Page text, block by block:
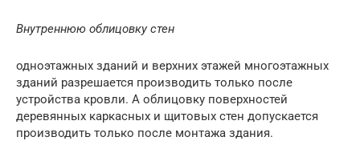
Внутреннюю облицовку стен
одноэтажных зданий и верхних этажей многоэтажных
зданий разрешается производить только после
устройства кровли. А облицовку поверхностей
деревянных каркасных и щитовых стен допускается
производить только после монтажа здания.